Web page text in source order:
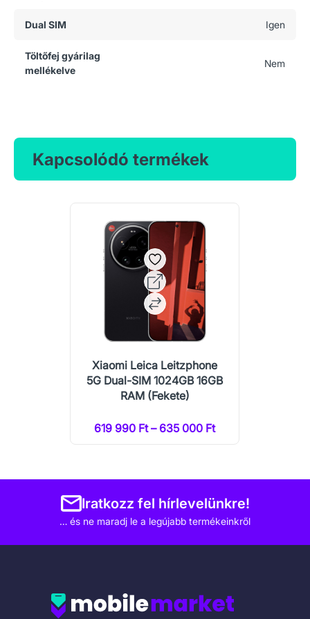
Dual SIM Igen
Töltőfej gyárilag
mellékelve
Nem
Kapcsolódó termékek
Xiaomi Leica Leitzphone
5G Dual-SIM 1024GB 16GB
RAM (Fekete)
619 990 Ft – 635 000 Ft
Iratkozz fel hírlevelünkre!
… és ne maradj le a legújabb termékeinkről